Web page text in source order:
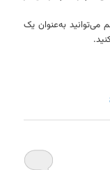
می‌توانید به‌عنوان یک